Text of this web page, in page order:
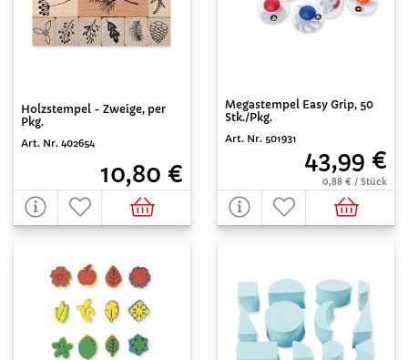
Holzstempel - Zweige, per
Pkg.
Art. Nr. 402654
10,80 €
Megastempel Easy Grip, 50
Stk./Pkg.
Art. Nr. 501931
43,99 €
0,88 € / Stück